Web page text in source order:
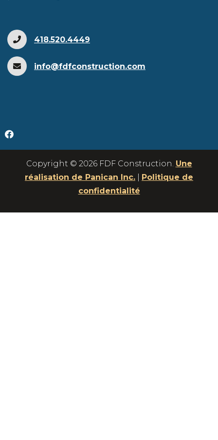
418.520.4449
info@fdfconstruction.com
Copyright © 2026 FDF Construction. Une
réalisation de Panican Inc.
Politique de
confidentialité